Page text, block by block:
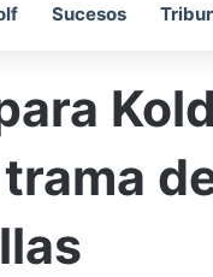
Sucesos